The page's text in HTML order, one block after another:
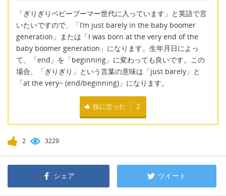
「ぎりぎりベビーブーマー世代に入っています」と英語で言
いたいですので、「I’m just barely in the baby boomer
generation」または「I was born at the very end of the
baby boomer generation」になります。生年月日によっ
て、「end」を「beginning」に変わっても良いです。この
場合、「ぎりぎり」という言葉の意味は「just barely」と
「at the very~ (end/beginning)」になります。
役に立った 2
2 3229
シェア ツイート